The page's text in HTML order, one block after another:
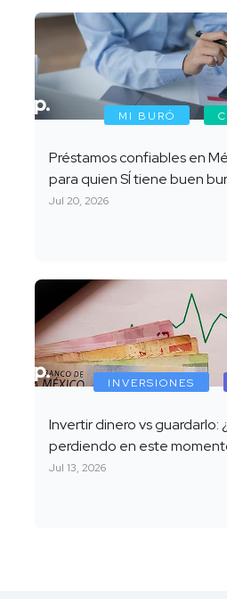
MI BURÓ
Préstamos confiables en
para quien SÍ tiene buen
Jul 20, 2026
INVERSIONES
Invertir dinero vs guardarlo:
perdiendo en este
Jul 13, 2026